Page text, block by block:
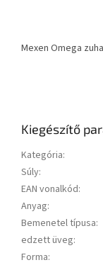
Mexen Omega
Kiegészítő
Kategória:
Súly:
EAN vonalkód:
Anyag:
Bemenetel típusa:
edzett üveg:
Forma: